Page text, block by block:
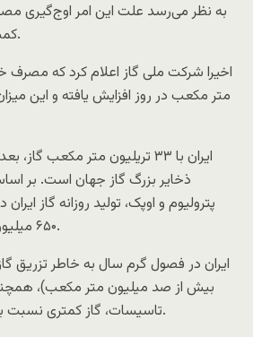
به نظر می‌رسد علت این امر اوج‌گیری
کمبود گاز در زمستان باشد.
متر مکعب در روز افزایش یافته و این
ایران با ۳۳ تریلیون متر مکعب
ذخایر بزرگ گاز جهان است. بر
۶۵۰ میلیون متر مکعب بوده است.
ایران در فصول گرم سال به خاطر تزریق
بیش از صد میلیون متر مکعب)،
تاسیسات، گاز کمتری نسبت به زمستان تولید می کند.